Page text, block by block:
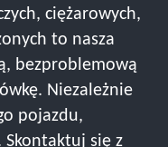
ciężarowych,
to nasza
bezproblemową
Niezależnie
pojazdu,
się z